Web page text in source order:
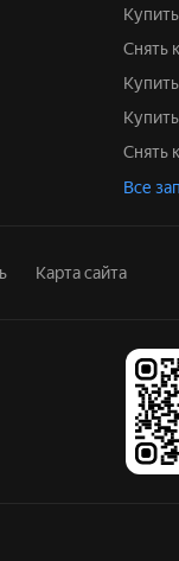
Все
Карта сайта